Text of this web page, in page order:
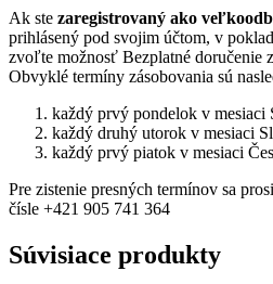
Ak ste zaregistrovaný ako
prihlásený pod svojim účtom, v
zvoľte možnosť Bezplatné doručenie
Obvyklé termíny zásobovania sú
každý prvý pondelok v mesiaci
každý druhý utorok v mesiaci
každý prvý piatok v mesiaci
Pre zistenie presných termínov sa
čísle +421 905 741 364
Súvisiace produkty